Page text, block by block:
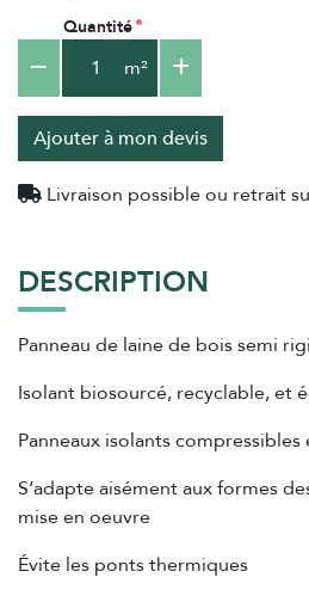
DESCRIPTION
Panneau de laine de bois semi
Isolant biosourcé, recyclable, et
Panneaux isolants
S‘adapte aisément aux formes
mise en oeuvre
Évite les ponts thermiques
Quantité
m²
Ajouter à mon devis
Livraison possible ou retrait